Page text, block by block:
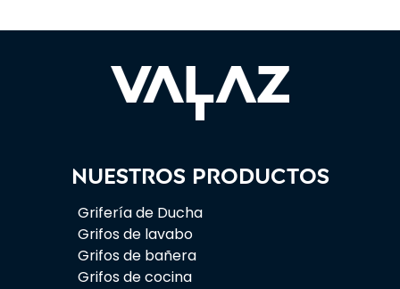
Nuestros productos
Grifería de Ducha
Grifos de lavabo
Grifos de bañera
Grifos de cocina